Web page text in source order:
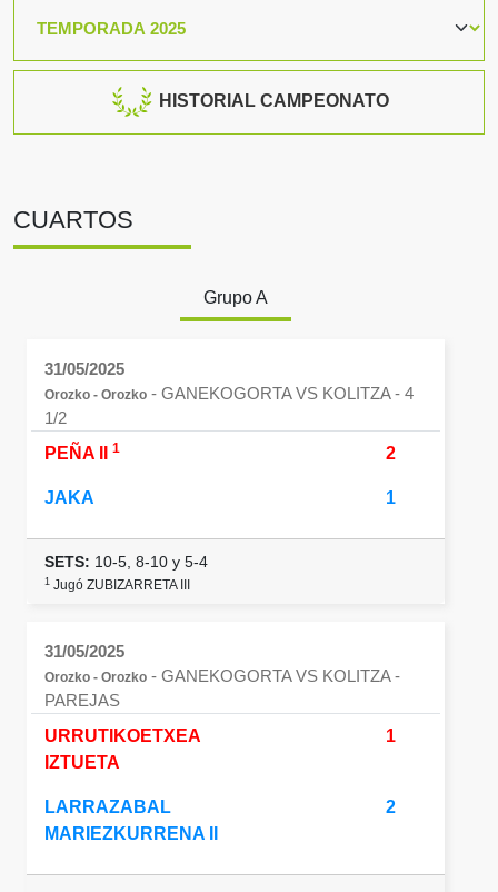
HISTORIAL CAMPEONATO
CUARTOS
Grupo A
31/05/2025
Orozko - Orozko - GANEKOGORTA VS KOLITZA- 4
1/2
PEÑA II
1 2
JAKA 1
SETS: 10-5, 8-10 y 5-4
1 Jugó ZUBIZARRETA III
31/05/2025
Orozko - Orozko - GANEKOGORTA VS KOLITZA-
PAREJAS
URRUTIKOETXEA
IZTUETA
1
LARRAZABAL
MARIEZKURRENA II
2